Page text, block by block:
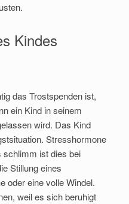
Kindes
das Trostspenden ist,
ein Kind in seinem
wird. Das Kind
Stresshormone
schlimm ist dies bei
Stillung eines
oder eine volle Windel.
weil es sich beruhigt